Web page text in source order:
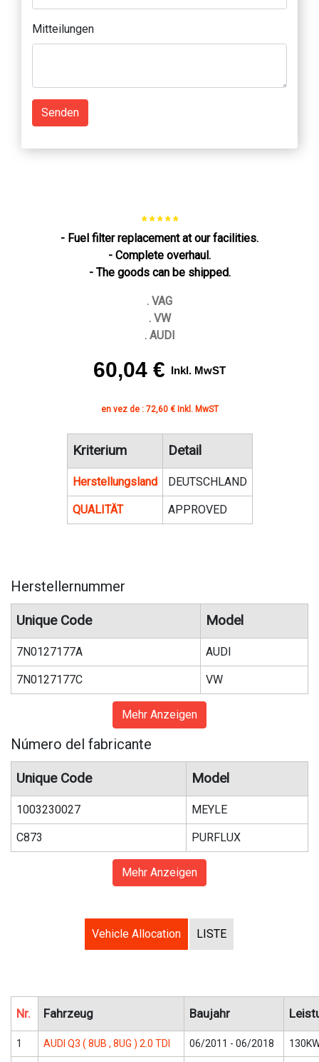
Mitteilungen
Senden
* * * * *
- Fuel filter replacement at our facilities.
- Complete overhaul.
- The goods can be shipped.
. VAG
. VW
. AUDI
60,04 € Inkl. MwST
en vez de : 72,60 € Inkl. MwST
Kriterium Detail
Herstellungsland DEUTSCHLAND
QUALITÄT APPROVED
Herstellernummer
Unique Code Model
7N0127177A AUDI
7N0127177C VW
Mehr Anzeigen
Número del fabricante
Unique Code Model
1003230027 MEYLE
C873 PURFLUX
Mehr Anzeigen
Vehicle Allocation LISTE
Nr. Fahrzeug Baujahr
1 AUDI Q3 ( 8UB , 8UG ) 2.0 TDI 06/2011 - 06/2018